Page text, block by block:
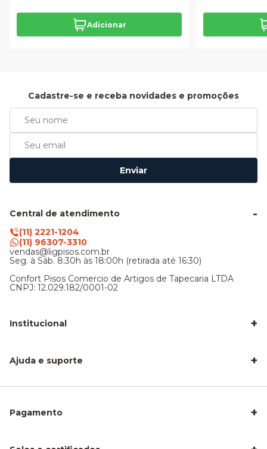
Adicionar
Cadastre-se e receba novidades e promoções
Enviar
Central de atendimento
(11) 2221-1204
(11) 96307-3310
vendas@ligpisos.com.br
Seg. à Sáb. 8:30h às 18:00h (retirada até 16:30)
Confort Pisos Comercio de Artigos de Tapecaria LTDA
CNPJ: 12.029.182/0001-02
Institucional +
Sobre nós
Nossa Loja
Ajuda e suporte +
Frete e entrega
Como Calcular a Área do seu Piso
Pagamento +